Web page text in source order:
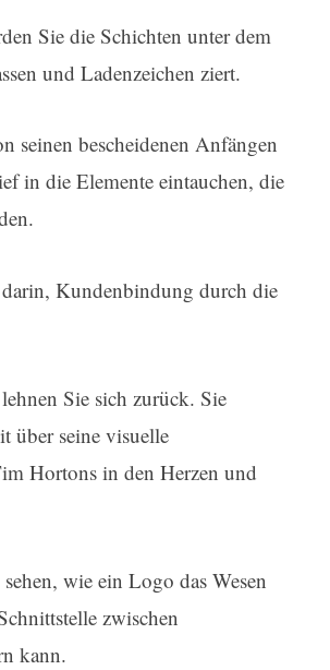
Sie die Schichten unter dem
und Ladenzeichen ziert.
seinen bescheidenen Anfängen
in die Elemente eintauchen, die
Kundenbindung durch die
Sie sich zurück. Sie
über seine visuelle
Hortons in den Herzen und
wie ein Logo das Wesen
zwischen
kann.